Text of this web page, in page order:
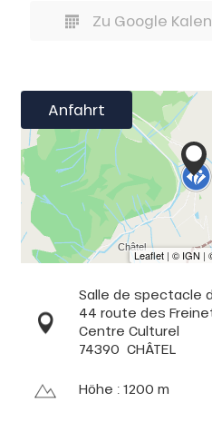
Zu Google
Anfahrt
Salle de spectacle
44 route des
Centre Culturel
74390 CHÂTEL
Höhe : 1200 m